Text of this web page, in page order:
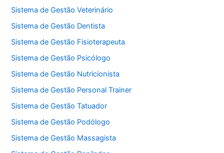
Sistema de Gestão Veterinário
Sistema de Gestão Dentista
Sistema de Gestão Fisioterapeuta
Sistema de Gestão Psicólogo
Sistema de Gestão Nutricionista
Sistema de Gestão Personal Trainer
Sistema de Gestão Tatuador
Sistema de Gestão Podólogo
Sistema de Gestão Massagista